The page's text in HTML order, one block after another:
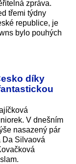
zpráva.
třemi týdny
republice, je
bylo pouhých
díky
V dnešním
nasazený pár
Da Silvaová